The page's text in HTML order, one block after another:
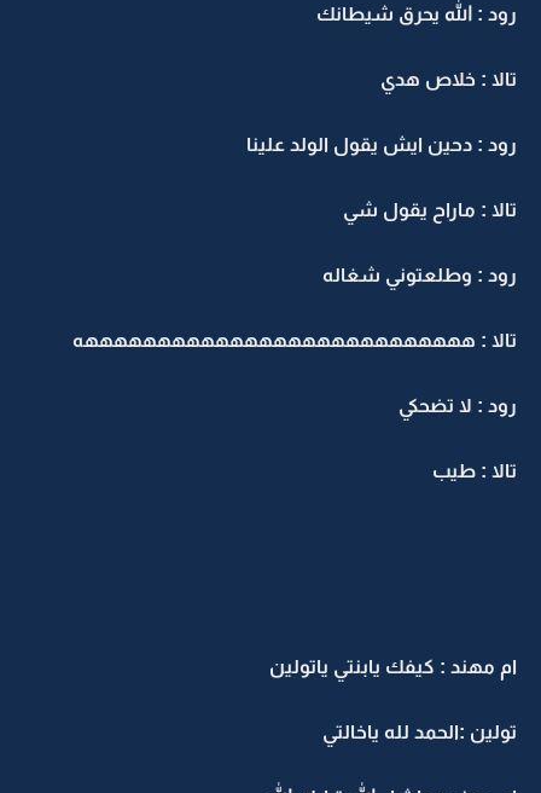
رود : الله يحرق شيطانك
تالا : خلاص هدي
رود : دحين ايش يقول الولد علينا
تالا : ماراح يقول شي
رود : وطلعتوني شغاله
تالا : هههههههههههههههههههههههههههه
رود : لا تضحكي
تالا : طيب
ام مهند : كيفك يابنتي ياتولين
تولين :الحمد لله ياخالتي